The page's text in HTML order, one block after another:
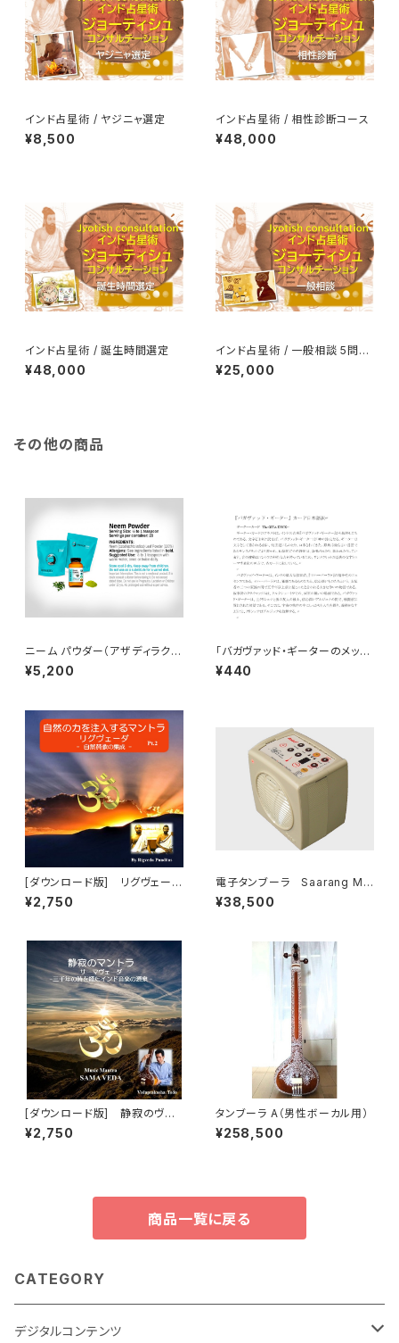
インド占星術 / ヤジニャ選定
¥8,500
インド占星術 / 相性診断コース
¥48,000
インド占星術 / 誕生時間選定
¥48,000
インド占星術 / 一般相談 5問コ
ース
¥25,000
その他の商品
ニーム パウダー（アザディラクタ
インディカ）（100g）Neem Po
wder (Azadirachta Indica)
¥5,200
「バガヴァッド・ギーターのメッセ
ージカード」の日本語訳ダウン
ロード版
¥440
[ダウンロード版] リグヴェー
ダ・マントラ・チャンティング（詠
唱）パート2「大自然の力の注入」
¥2,750
電子タンブーラ Saarang Mic
ro V6
¥38,500
[ダウンロード版] 静寂のヴェ
ーダマントラ サーマヴェーダ
三千年の時を超えたインド音
¥2,750
タンブーラ A（男性ボーカル用）
¥258,500
商品一覧に戻る
CATEGORY
デジタルコンテンツ